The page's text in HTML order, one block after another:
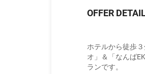
OFFER
ホテルから徒歩
オ」＆「なんば
ランです。